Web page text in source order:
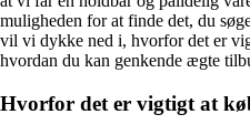
muligheden for at finde det, du
vil vi dykke ned i, hvorfor det er
hvordan du kan genkende ægte
Hvorfor det er vigtigt at